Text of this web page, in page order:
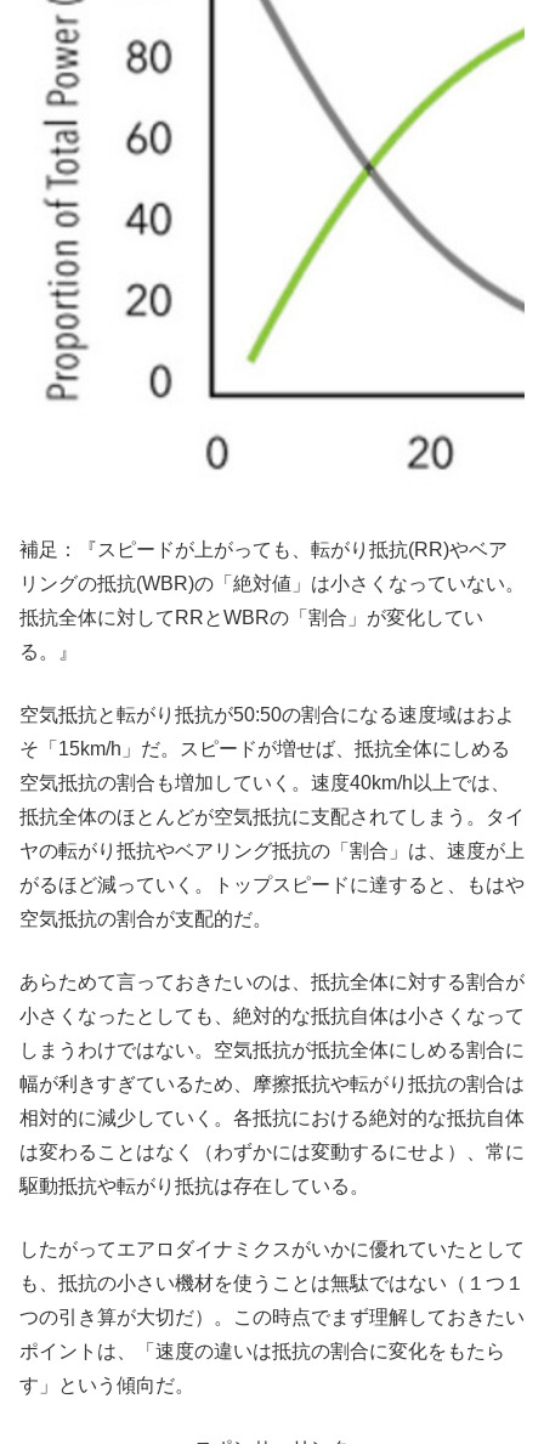
補足：『スピードが上がっても、転がり抵抗(RR)やベア
リングの抵抗(WBR)の「絶対値」は小さくなっていない。
抵抗全体に対してRRとWBRの「割合」が変化してい
る。』
空気抵抗と転がり抵抗が50:50の割合になる速度域はおよ
そ「15km/h」だ。スピードが増せば、抵抗全体にしめる
空気抵抗の割合も増加していく。速度40km/h以上では、
抵抗全体のほとんどが空気抵抗に支配されてしまう。タイ
ヤの転がり抵抗やベアリング抵抗の「割合」は、速度が上
がるほど減っていく。トップスピードに達すると、もはや
空気抵抗の割合が支配的だ。
あらためて言っておきたいのは、抵抗全体に対する割合が
小さくなったとしても、絶対的な抵抗自体は小さくなって
しまうわけではない。空気抵抗が抵抗全体にしめる割合に
幅が利きすぎているため、摩擦抵抗や転がり抵抗の割合は
相対的に減少していく。各抵抗における絶対的な抵抗自体
は変わることはなく（わずかには変動するにせよ）、常に
駆動抵抗や転がり抵抗は存在している。
したがってエアロダイナミクスがいかに優れていたとして
も、抵抗の小さい機材を使うことは無駄ではない（１つ１
つの引き算が大切だ）。この時点でまず理解しておきたい
ポイントは、「速度の違いは抵抗の割合に変化をもたら
す」という傾向だ。